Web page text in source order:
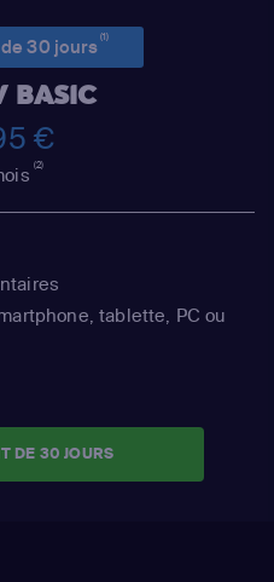
30 jours(1)
BASIC
€
(2)
tablette, PC ou
DE 30 JOURS